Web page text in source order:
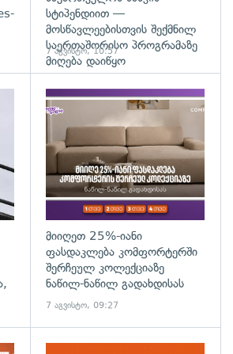
სტიპენდიით —
მოსწავლეებისთვის შექმნილ
საერთაშორისო პროგრამაზე
მიღება დაიწყო
7 აგვისტო, 10:57
გადახედვა
მიიღეთ 25%-იანი
ფასდაკლება კომფორტერში
შერჩეულ კოლექციაზე
ნაწილ-ნაწილ გადახდისას
7 აგვისტო, 09:27